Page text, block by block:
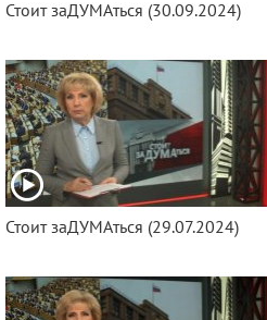
Стоит заДУМАться (30.09.2024)
Стоит заДУМАться (29.07.2024)